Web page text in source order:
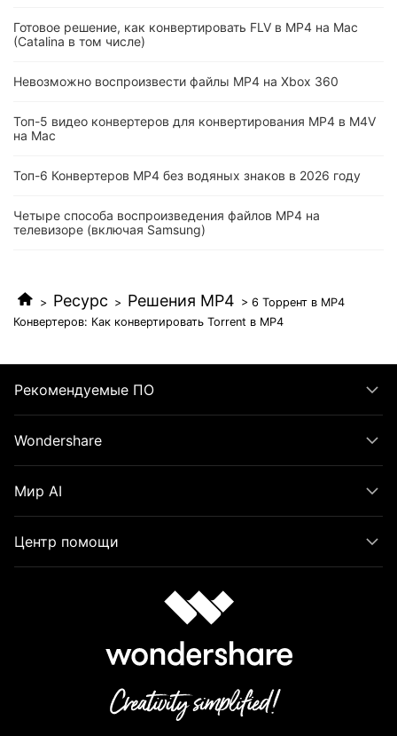
Готовое решение, как конвертировать FLV в MP4 на Mac
(Catalina в том числе)
Невозможно воспроизвести файлы MP4 на Xbox 360
Топ-5 видео конвертеров для конвертирования MP4 в M4V
на Mac
Топ-6 Конвертеров MP4 без водяных знаков в 2026 году
Четыре способа воспроизведения файлов MP4 на
телевизоре (включая Samsung)
> Ресурс > Решения MP4 > 6 Торрент в MP4
Конвертеров: Как конвертировать Torrent в MP4
Рекомендуемые ПО
Wondershare
Мир AI
Центр помощи